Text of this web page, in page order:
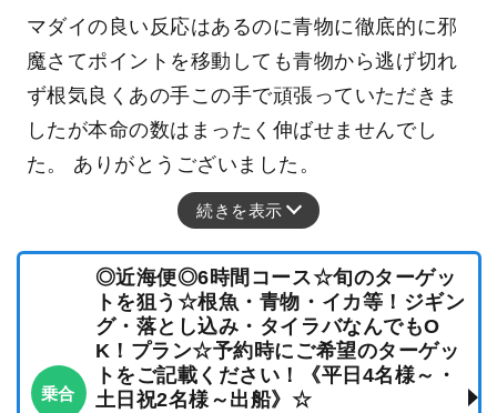
マダイの良い反応はあるのに青物に徹底的に邪
魔さてポイントを移動しても青物から逃げ切れ
ず根気良くあの手この手で頑張っていただきま
したが本命の数はまったく伸ばせませんでし
た。 ありがとうございました。
続きを表示
乗合
◎近海便◎6時間コース☆旬のターゲッ
トを狙う☆根魚・青物・イカ等！ジギン
グ・落とし込み・タイラバなんでもO
K！プラン☆予約時にご希望のターゲッ
トをご記載ください！《平日4名様～・
土日祝2名様～出船》☆